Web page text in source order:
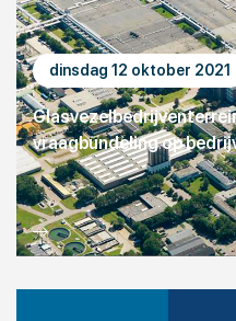
dinsdag 12 oktober 2021
vraagbundeling op